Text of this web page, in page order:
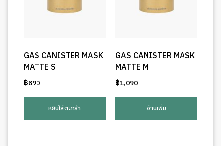
GAS CANISTER MASK
MATTE S
฿890
หยิบใส่ตะกร้า
GAS CANISTER MASK
MATTE M
฿1,090
อ่านเพิ่ม